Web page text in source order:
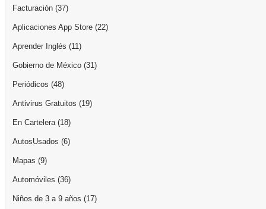
Facturación (37)
Aplicaciones App Store (22)
Aprender Inglés (11)
Gobierno de México (31)
Periódicos (48)
Antivirus Gratuitos (19)
En Cartelera(18)
AutosUsados (6)
Mapas (9)
Automóviles (36)
Niños de 3 a 9 años (17)